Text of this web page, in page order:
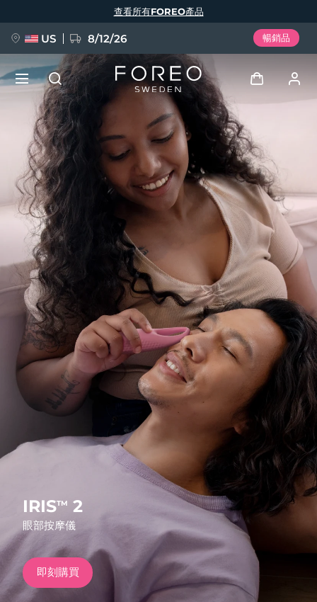
IRISTM 2
眼部按摩儀
即刻購買
查看所有FOREO產品
US 8/12/26 暢銷品
用戶信息
我的設備
我的訂單
我的地址
我的訂閱
新品
FAQ™ Pure Beauty-Tech Elixir
BREAKING NEWS
issa™ Teeth Whitening Set
FAQ™ Dual LED Panel
特別優惠 暢銷產品
紅光療法
語言
English Deutsch
Español
Français
Italiano
Português
Polski
Svenska
Русский
Türkçe
简体中文 繁體中文
發貨國家
美國 預計送達日期 8/12/26
英國 預計送達日期 8/11/26
預計送達日期 8/11/26
預計送達日期 8/14/26
預計送達日期 8/11/26
德國 預計送達日期
加拿大 預計送達日期